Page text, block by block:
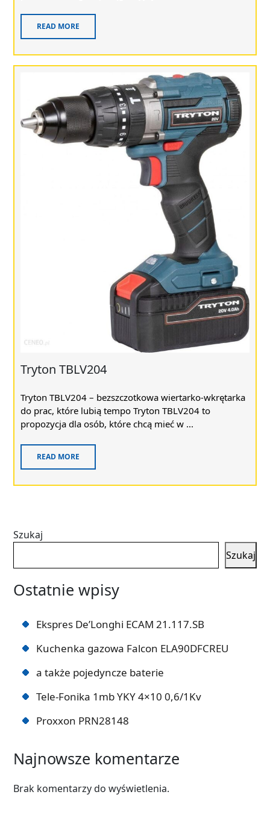
READ MORE
Tryton TBLV204
Tryton TBLV204 – bezszczotkowa wiertarko-wkrętarka
do prac, które lubią tempo Tryton TBLV204 to
propozycja dla osób, które chcą mieć w ...
READ MORE
Szukaj
Szukaj
Ostatnie wpisy
Ekspres De’Longhi ECAM 21.117.SB
Kuchenka gazowa Falcon ELA90DFCREU
a także pojedyncze baterie
Tele-Fonika 1mb YKY 4×10 0,6/1Kv
Proxxon PRN28148
Najnowsze komentarze
Brak komentarzy do wyświetlenia.